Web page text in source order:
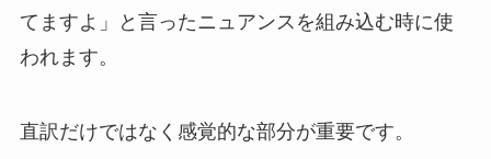
てますよ」と言ったニュアンスを組み込む時に使
われます。
直訳だけではなく感覚的な部分が重要です。